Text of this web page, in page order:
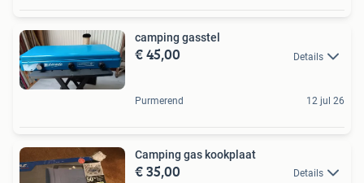
camping gasstel
€ 45,00 Details
Purmerend 12 jul 26
Camping gas kookplaat
€ 35,00 Details